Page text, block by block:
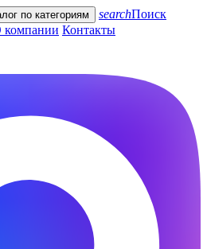
по категориям searchПоиск
компании Контакты